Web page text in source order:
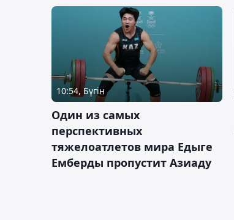
10:54, Бүгін
Один из самых
перспективных
тяжелоатлетов мира Едыге
Емберды пропустит Азиаду